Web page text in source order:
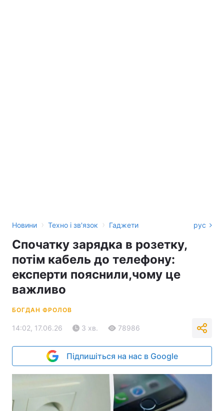
Новини › Техно і зв'язок › Гаджети рус
Спочатку зарядка в розетку,
потім кабель до телефону:
експерти пояснили,чому це
важливо
БОГДАН ФРОЛОВ
14:02, 17.06.26 3 хв. 78986
Підпишіться на нас в Google